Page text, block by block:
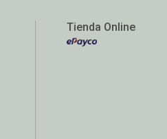
Tienda Online